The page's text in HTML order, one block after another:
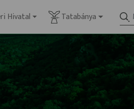
Hivatal Tatabánya